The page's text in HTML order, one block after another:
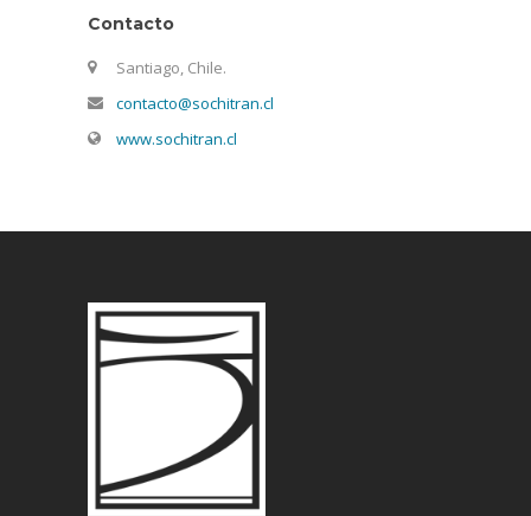
Contacto
Santiago, Chile.
contacto@sochitran.cl
www.sochitran.cl